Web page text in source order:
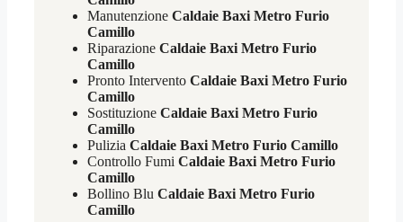
Manutenzione Caldaie Baxi Metro Furio
Camillo
Riparazione Caldaie Baxi Metro Furio
Camillo
Pronto Intervento Caldaie Baxi Metro Furio
Camillo
Sostituzione Caldaie Baxi Metro Furio
Camillo
Pulizia Caldaie Baxi Metro Furio Camillo
Controllo Fumi Caldaie Baxi Metro Furio
Camillo
Bollino Blu Caldaie Baxi Metro Furio
Camillo